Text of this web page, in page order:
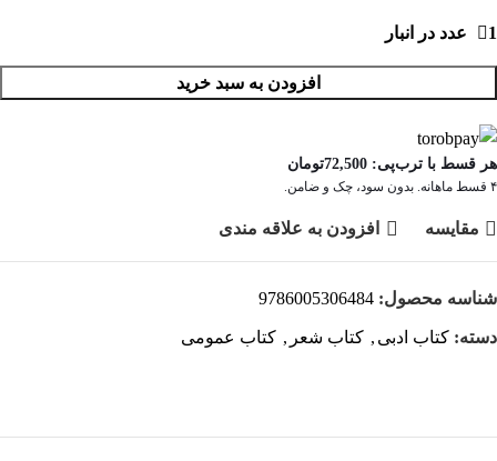
1 عدد در انبار
افزودن به سبد خرید
هر قسط با ترب‌پی: 72,500تومان
۴ قسط ماهانه. بدون سود، چک و ضامن.
مقايسه افزودن به علاقه مندی
شناسه محصول: 9786005306484
دسته: کتاب ادبی , کتاب شعر , کتاب عمومی